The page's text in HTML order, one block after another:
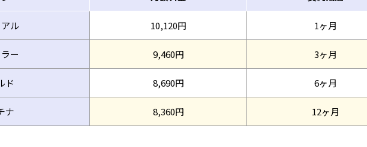
ル 10,120円 1ヶ月
ー 9,460円 3ヶ月
ド 8,690円 6ヶ月
ナ 8,360円 12ヶ月